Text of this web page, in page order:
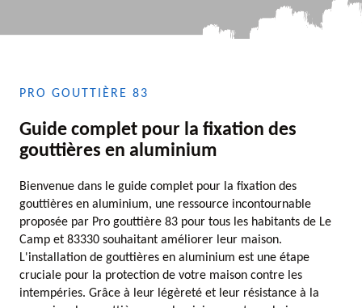
PRO GOUTTIÈRE 83
Guide complet pour la fixation des
gouttières en aluminium
Bienvenue dans le guide complet pour la fixation des
gouttières en aluminium, une ressource incontournable
proposée par Pro gouttière 83 pour tous les habitants de Le
Camp et 83330 souhaitant améliorer leur maison.
L'installation de gouttières en aluminium est une étape
cruciale pour la protection de votre maison contre les
intempéries. Grâce à leur légèreté et leur résistance à la